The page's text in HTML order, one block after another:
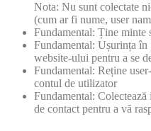
Nota: Nu sunt colectate
(cum ar fi nume, user
Fundamental: Ține minte
Fundamental: Ușurința
website-ului pentru a se
Fundamental: Reține
contul de utilizator
Fundamental:
de contact pentru a vă